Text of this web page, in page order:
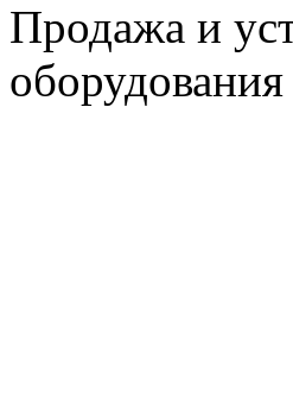
Продажа и
оборудования